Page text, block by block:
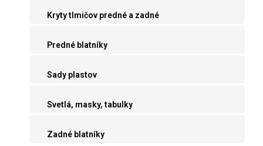
Kryty tlmičov predné a zadné
Predné blatníky
Sady plastov
Svetlá, masky, tabulky
Zadné blatníky